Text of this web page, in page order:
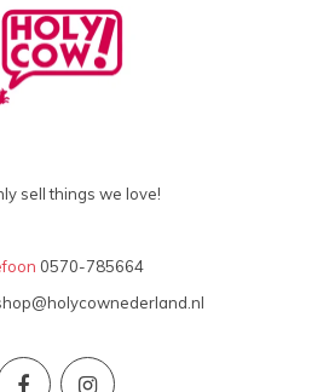
sell things we love!
0570-785664